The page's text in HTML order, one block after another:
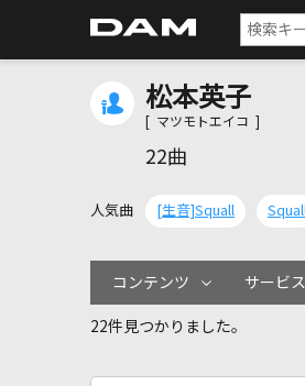
松本英子
[ マツモトエイコ ]
22曲
人気曲 [生音]Squall Squall
コンテンツ サービス
22件見つかりました。